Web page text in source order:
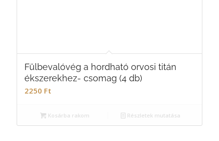
Fülbevalóvég a hordható orvosi titán
ékszerekhez- csomag (4 db)
2250 Ft
Kosárba rakom Részletek mutatása